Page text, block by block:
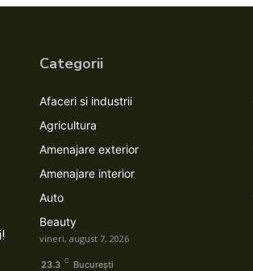
Categorii
Afaceri si industrii
Agricultura
Amenajare exterior
Amenajare interior
Auto
Beauty
vineri, august 7, 2026
23.3 C București